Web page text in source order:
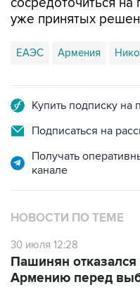
ЕАЭС Армения
Подписаться на
Получать
НОВОСТИ ПО ТЕМЕ
30 июля 12:28
Армению перед
28 июля 12:54